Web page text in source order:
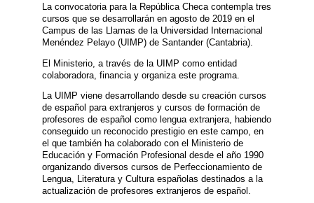
La convocatoria para la República Checa contempla tres
cursos que se desarrollarán en agosto de 2019 en el
Campus de las Llamas de la Universidad Internacional
Menéndez Pelayo (UIMP) de Santander (Cantabria).
El Ministerio, a través de la UIMP como entidad
colaboradora, financia y organiza este programa.
La UIMP viene desarrollando desde su creación cursos
de español para extranjeros y cursos de formación de
profesores de español como lengua extranjera, habiendo
conseguido un reconocido prestigio en este campo, en
el que también ha colaborado con el Ministerio de
Educación y Formación Profesional desde el año 1990
organizando diversos cursos de Perfeccionamiento de
Lengua, Literatura y Cultura españolas destinados a la
actualización de profesores extranjeros de español.